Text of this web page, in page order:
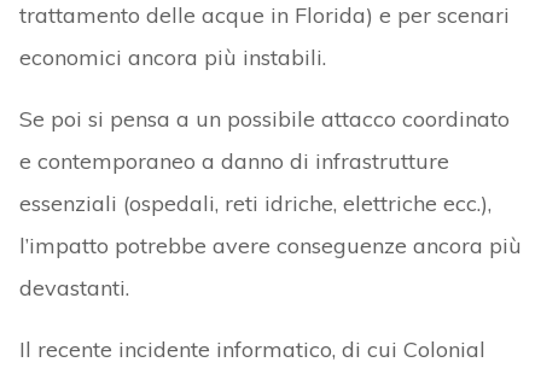
trattamento delle acque in Florida) e per scenari
economici ancora più instabili.
Se poi si pensa a un possibile attacco coordinato
e contemporaneo a danno di infrastrutture
essenziali (ospedali, reti idriche, elettriche ecc.),
l’impatto potrebbe avere conseguenze ancora più
devastanti.
Il recente incidente informatico, di cui Colonial